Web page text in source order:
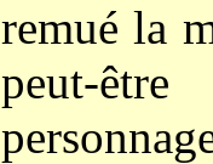
remué la
peut-